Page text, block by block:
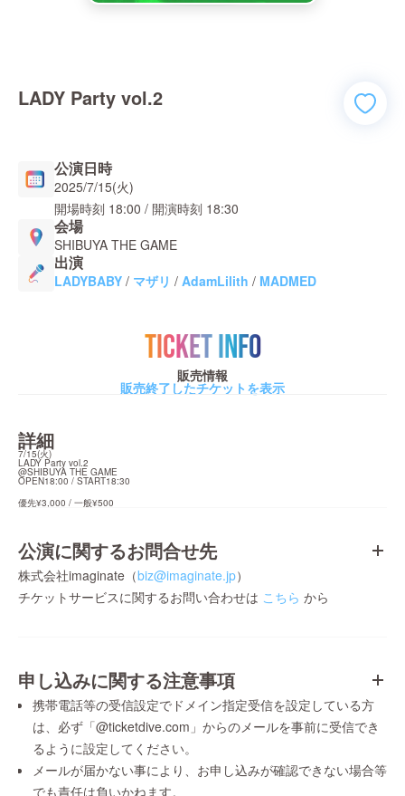
LADY Party vol.2
公演日時
2025/7/15(火)
開場時刻 18:00 / 開演時刻 18:30
会場
SHIBUYA THE GAME
出演
LADYBABY / マザリ / AdamLilith / MADMED
TICKET INFO
販売情報
販売終了したチケットを表示
詳細
7/15(火)
LADY Party vol.2
@SHIBUYA THE GAME
OPEN18:00 / START18:30
優先¥3,000 / 一般¥500
公演に関するお問合せ先
株式会社imaginate（biz@imaginate.jp）
チケットサービスに関するお問い合わせは こちら から
申し込みに関する注意事項
携帯電話等の受信設定でドメイン指定受信を設定している方
は、必ず「@ticketdive.com」からのメールを事前に受信でき
るように設定してください。
メールが届かない事により、お申し込みが確認できない場合等
でも責任は負いかねます。